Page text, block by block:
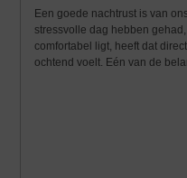
Een goede nachtrust is van
stressvolle dag hebben
comfortabel ligt, heeft dat
ochtend voelt. Eén van de